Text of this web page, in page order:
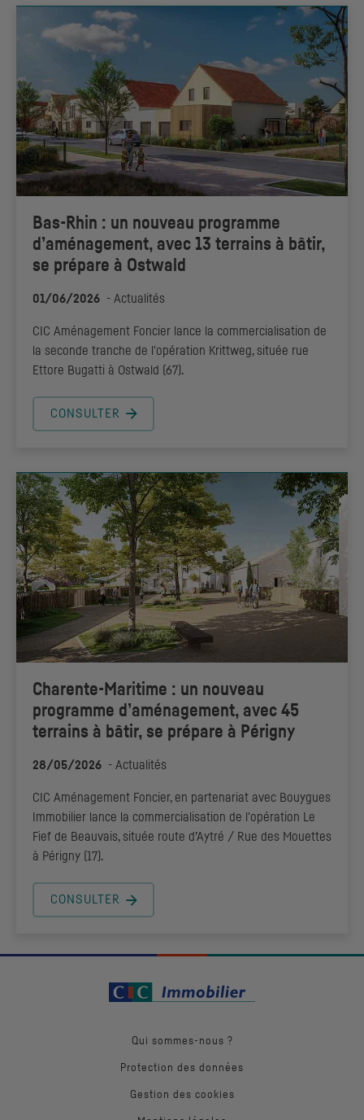
Bas-Rhin : un nouveau programme
d’aménagement, avec 13 terrains à bâtir,
se prépare à Ostwald
01/06/2026 - Actualités
CIC Aménagement Foncier lance la commercialisation de
la seconde tranche de l'opération Krittweg, située rue
Ettore Bugatti à Ostwald (67).
CONSULTER
Charente-Maritime : un nouveau
programme d’aménagement, avec 45
terrains à bâtir, se prépare à Périgny
28/05/2026 - Actualités
CIC Aménagement Foncier, en partenariat avec Bouygues
Immobilier lance la commercialisation de l'opération Le
Fief de Beauvais, située route d’Aytré / Rue des Mouettes
à Périgny (17).
CONSULTER
Qui sommes-nous ?
Protection des données
Gestion des cookies